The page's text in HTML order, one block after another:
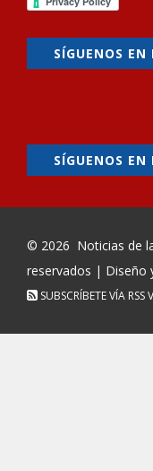
SÍGUENOS EN
SÍGUENOS
© 2026 Noticias de
reservados | Diseño
SUBSCRÍBETE VÍA RSS